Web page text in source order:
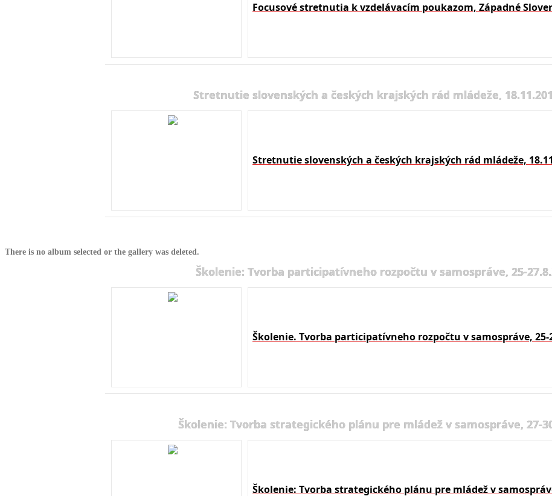
Focusové stretnutia k vzdelávacím poukazom, Západné
Stretnutie slovenských a českých krajských rád mládeže,
Stretnutie slovenských a českých krajských rád mládeže,
There is no album selected or the gallery was deleted.
Školenie: Tvorba participatívneho rozpočtu v samospráve, 25-
Školenie. Tvorba participatívneho rozpočtu v samospráve, 25-
Školenie: Tvorba strategického plánu pre mládež v samospráve, 27-
Školenie: Tvorba strategického plánu pre mládež v